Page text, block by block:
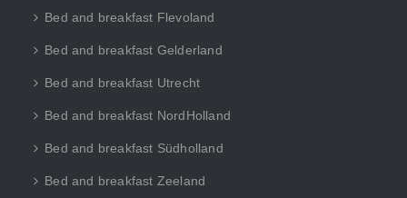
Bed and breakfast Flevoland
Bed and breakfast Gelderland
Bed and breakfast Utrecht
Bed and breakfast NordHolland
Bed and breakfast Südholland
Bed and breakfast Zeeland